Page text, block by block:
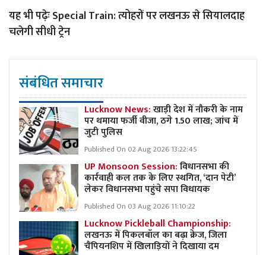
यह भी पढ़ेःSpecial Train: त्योहरों पर लखनऊ से सियालदाह
चलेगी सीधी ट्रेन
संबंधित समाचार
Lucknow News:खाड़ी देश में नौकरी के नाम
पर थमाया फर्जी वीजा, ठगे 1.50 लाख; जांच में
जुटी पुलिस
Published On 02 Aug 2026 13:22:45
UP Monsoon Session:विधानसभा की
कार्रवाही कल तक के लिए स्थगित, ‘दान पेटी’
लेकर विधानसभा पहुंचे सपा विधायक
Published On 03 Aug 2026 11:10:22
Lucknow Pickleball Championship:
लखनऊ में पिकलबॉल का बढ़ा क्रेज, जिला
चैंपियनशिप में खिलाड़ियों ने दिखाया दम